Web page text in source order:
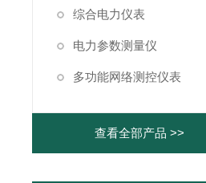
综合电力仪表
电力参数测量仪
多功能网络测控仪表
查看全部产品 >>